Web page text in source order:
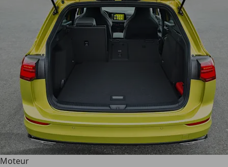
Moteur